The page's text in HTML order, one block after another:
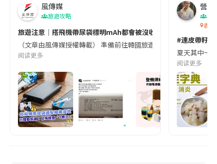
風傳媒
旅遊攻略
旅遊注意｜搭飛機帶尿袋標明mAh都會被沒收😱出發前切記檢查
（文章由風傳媒授權轉載） 準備前往韓國旅遊的民眾，近期要
阅读更多
營養
香港
#連皮帶籽
夏天其中一
阅读更多